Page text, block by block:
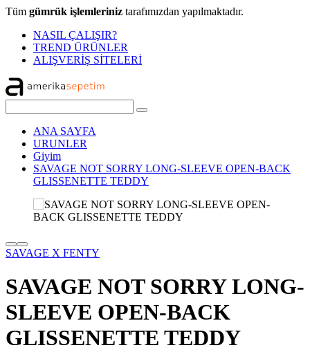
Tüm gümrük işlemleriniz tarafımızdan yapılmaktadır.
NASIL ÇALIŞIR?
TREND ÜRÜNLER
ALIŞVERİŞ SİTELERİ
ANA SAYFA
URUNLER
Giyim
SAVAGE NOT SORRY LONG-SLEEVE OPEN-BACK
GLISSENETTE TEDDY
SAVAGE X FENTY
SAVAGE NOT SORRY LONG-
SLEEVE OPEN-BACK
GLISSENETTE TEDDY